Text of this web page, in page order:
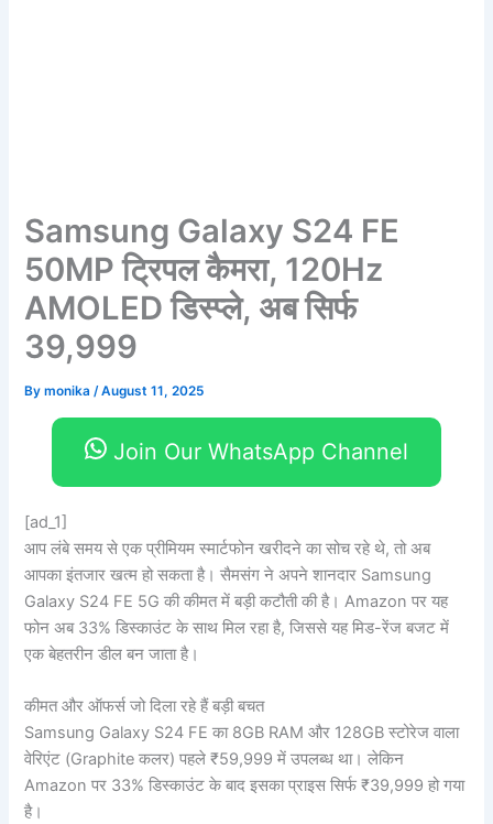
Samsung Galaxy S24 FE
50MP ट्रिपल कैमरा, 120Hz
AMOLED डिस्प्ले, अब सिर्फ
39,999
Bymonika/August 11, 2025
Join Our WhatsApp Channel
[ad_1]
आप लंबे समय से एक प्रीमियम स्मार्टफोन खरीदने का सोच रहे थे, तो अब
आपका इंतजार खत्म हो सकता है। सैमसंग ने अपने शानदार Samsung
Galaxy S24 FE 5G की कीमत में बड़ी कटौती की है। Amazon पर यह
फोन अब 33% डिस्काउंट के साथ मिल रहा है, जिससे यह मिड-रेंज बजट में
एक बेहतरीन डील बन जाता है।
कीमत और ऑफर्स जो दिला रहे हैं बड़ी बचत
Samsung Galaxy S24 FE का 8GB RAM और 128GB स्टोरेज वाला
वेरिएंट (Graphite कलर) पहले ₹59,999 में उपलब्ध था। लेकिन
Amazon पर 33% डिस्काउंट के बाद इसका प्राइस सिर्फ ₹39,999 हो गया
है।